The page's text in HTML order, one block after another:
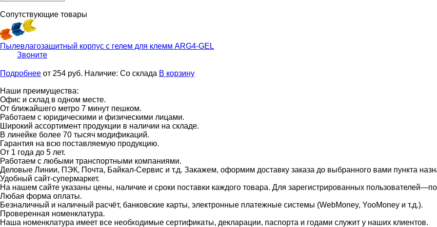
Сопутствующие товары
Пылевлагозащитный корпус с гелем для клемм ARG4-GEL
Звоните
Подробнее от 254 руб. Наличие: Со склада В корзину
Наши преимущества:
Офис и склад в одном месте.
От ближайшего метро 7 минут пешком.
Работаем с юридическими и физическими лицами.
Широкий ассортимент продукции в наличии на складе.
В линейке более 70 тысяч модификаций.
Гарантия на всю поставляемую продукцию.
От 1 года до 5 лет.
Работаем с любыми транспортными компаниями.
Деловые Линии, ПЭК, Почта, Байкал-Сервис и т.д. Закажем, оформим доставку заказа до выбранного вами пункта
Удобный сайт-супермаркет.
На нашем сайте указаны цены, наличие и сроки поставки каждого товара. Для зарегистрированных
Любая форма оплаты.
Безналичный и наличный расчёт, банковские карты, электронные платежные системы (WebMoney, YooMoney и т.д.).
Проверенная номенклатура.
Наша номенклатура имеет все необходимые сертификаты, декларации, паспорта и годами служит у наших клиентов.